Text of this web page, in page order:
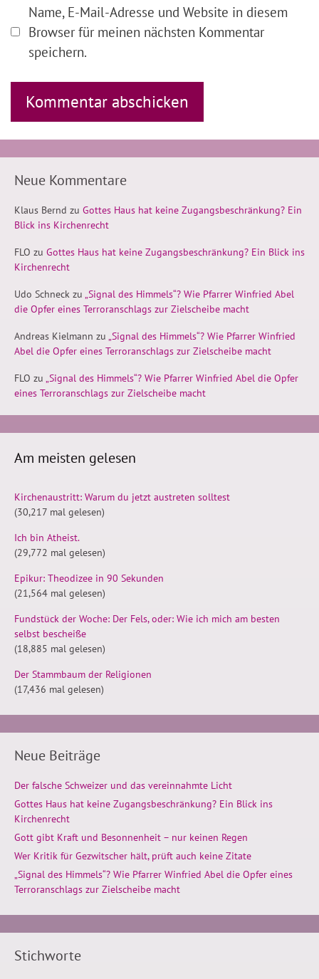
Name, E-Mail-Adresse und Website in diesem
Browser für meinen nächsten Kommentar
speichern.
Neue Kommentare
Klaus Bernd zu Gottes Haus hat keine Zugangsbeschränkung? Ein
Blick ins Kirchenrecht
FLO zu Gottes Haus hat keine Zugangsbeschränkung? Ein Blick ins
Kirchenrecht
Udo Schneck zu „Signal des Himmels“? Wie Pfarrer Winfried Abel
die Opfer eines Terroranschlags zur Zielscheibe macht
Andreas Kielmann zu „Signal des Himmels“? Wie Pfarrer Winfried
Abel die Opfer eines Terroranschlags zur Zielscheibe macht
FLO zu „Signal des Himmels“? Wie Pfarrer Winfried Abel die Opfer
eines Terroranschlags zur Zielscheibe macht
Am meisten gelesen
Kirchenaustritt: Warum du jetzt austreten solltest
(30,217 mal gelesen)
Ich bin Atheist.
(29,772 mal gelesen)
Epikur: Theodizee in 90 Sekunden
(21,564 mal gelesen)
Fundstück der Woche: Der Fels, oder: Wie ich mich am besten
selbst bescheiße
(18,885 mal gelesen)
Der Stammbaum der Religionen
(17,436 mal gelesen)
Neue Beiträge
Der falsche Schweizer und das vereinnahmte Licht
Gottes Haus hat keine Zugangsbeschränkung? Ein Blick ins
Kirchenrecht
Gott gibt Kraft und Besonnenheit – nur keinen Regen
Wer Kritik für Gezwitscher hält, prüft auch keine Zitate
„Signal des Himmels“? Wie Pfarrer Winfried Abel die Opfer eines
Terroranschlags zur Zielscheibe macht
Stichworte